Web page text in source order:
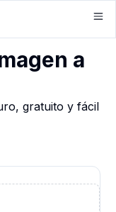
a
gratuito y fácil